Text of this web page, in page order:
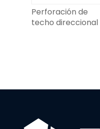
Perforación de
techo direccional